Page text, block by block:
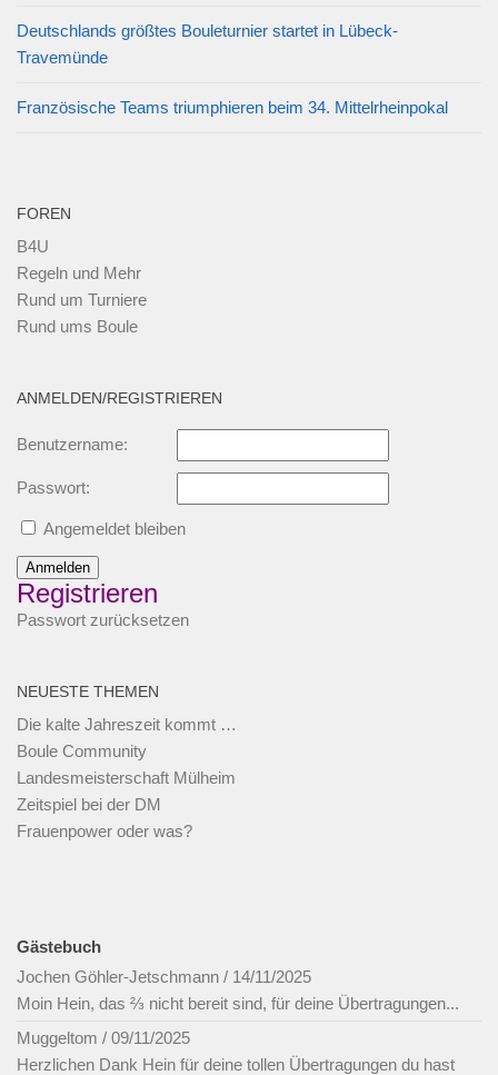
Deutschlands größtes Bouleturnier startet in Lübeck-
Travemünde
Französische Teams triumphieren beim 34. Mittelrheinpokal
FOREN
B4U
Regeln und Mehr
Rund um Turniere
Rund ums Boule
ANMELDEN/REGISTRIEREN
Benutzername:
Passwort:
Angemeldet bleiben
Anmelden
Registrieren
Passwort zurücksetzen
NEUESTE THEMEN
Die kalte Jahreszeit kommt …
Boule Community
Landesmeisterschaft Mülheim
Zeitspiel bei der DM
Frauenpower oder was?
Gästebuch
Jochen Göhler-Jetschmann / 14/11/2025
Moin Hein, das ⅔ nicht bereit sind, für deine Übertragungen...
Muggeltom / 09/11/2025
Herzlichen Dank Hein für deine tollen Übertragungen du hast